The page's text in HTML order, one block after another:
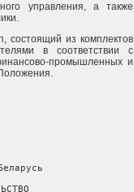
управления, а также
состоящий из комплектов
в соответствии с
промышленных и